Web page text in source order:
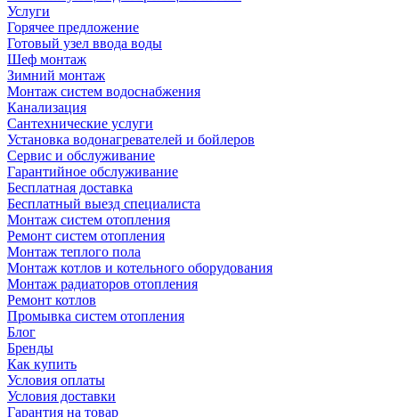
Услуги
Горячее предложение
Готовый узел ввода воды
Шеф монтаж
Зимний монтаж
Монтаж систем водоснабжения
Канализация
Сантехнические услуги
Установка водонагревателей и бойлеров
Сервис и обслуживание
Гарантийное обслуживание
Бесплатная доставка
Бесплатный выезд специалиста
Монтаж систем отопления
Ремонт систем отопления
Монтаж теплого пола
Монтаж котлов и котельного оборудования
Монтаж радиаторов отопления
Ремонт котлов
Промывка систем отопления
Блог
Бренды
Как купить
Условия оплаты
Условия доставки
Гарантия на товар